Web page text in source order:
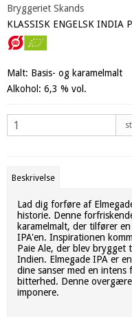
Bryggeriet Skands
KLASSISK ENGELSK INDIA
Malt: Basis- og karamelmalt
Alkohol: 6,3 % vol.
Beskrivelse
Lad dig forføre af
historie. Denne
karamelmalt, der tilfører
IPA'en. Inspirationen
Paie Ale, der blev brygget
Indien. Elmegade IPA er
dine sanser med en
bitterhed. Denne
imponere.